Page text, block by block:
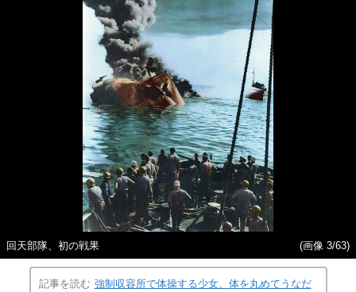
回天部隊、初の戦果 (画像 3/63)
記事を読む 強制収容所で体操する少女、体を丸めてうなだ